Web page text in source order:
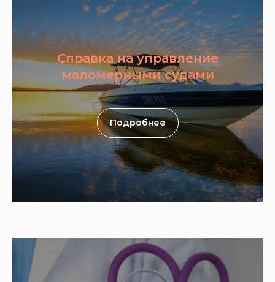
Справка на управление
маломерными судами
Подробнее